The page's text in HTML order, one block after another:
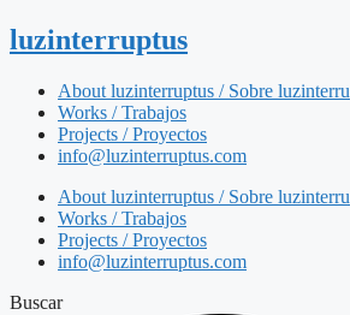
luzinterruptus
About luzinterruptus / Sobre
Works / Trabajos
Projects / Proyectos
info@luzinterruptus.com
About luzinterruptus / Sobre
Works / Trabajos
Projects / Proyectos
info@luzinterruptus.com
Buscar